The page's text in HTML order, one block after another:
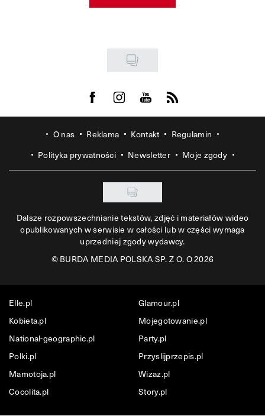
Visit us on Facebook
Visit us on Instagram
Visit us on Youtube
Visit us on Rss
O nas Reklama Kontakt
Regulamin
Polityka prywatności
Newsletter Moje zgody
Dalsze rozpowszechnianie tekstów, zdjęć i materiałów wideo
opublikowanych w serwisie w całości lub w części wymaga
uprzedniej zgody wydawcy.
©BURDA MEDIA POLSKA SP. Z O. O 2026
Elle.pl
Glamour.pl
Kobieta.pl
Mojegotowanie.pl
National-geographic.pl
Party.pl
Polki.pl
Przyslijprzepis.pl
Mamotoja.pl
Wizaz.pl
Cocolita.pl
Story.pl